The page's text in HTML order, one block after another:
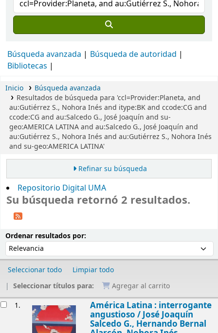
Búsqueda avanzada
Búsqueda de autoridad
Bibliotecas
Inicio
Búsqueda avanzada
Resultados de búsqueda para 'ccl=Provider:Planeta, and
au:Gutiérrez S., Nohora Inés and itype:BK and ccode:CG and
ccode:CG and au:Salcedo G., José Joaquín and su-
geo:AMERICA LATINA and au:Salcedo G., José Joaquín and
au:Gutiérrez S., Nohora Inés and au:Gutiérrez S., Nohora Inés
and su-geo:AMERICA LATINA'
Refinar su búsqueda
Repositorio Digital UMA
Su búsqueda retornó 2 resultados.
Ordenar resultados por:
Seleccionar todo
Limpiar todo
Seleccionar títulos para:
Agregar al carrito
1. América Latina : interrogante
angustioso /José Joaquín
Salcedo G., Hernando Bernal